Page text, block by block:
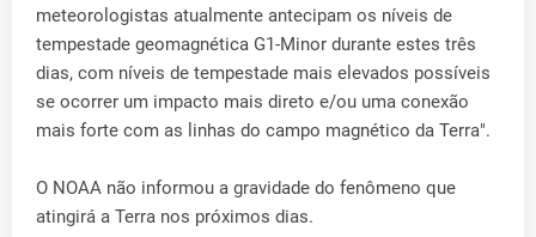
meteorologistas atualmente antecipam os níveis de
tempestade geomagnética G1-Minor durante estes três
dias, com níveis de tempestade mais elevados possíveis
se ocorrer um impacto mais direto e/ou uma conexão
mais forte com as linhas do campo magnético da Terra".
O NOAA não informou a gravidade do fenômeno que
atingirá a Terra nos próximos dias.